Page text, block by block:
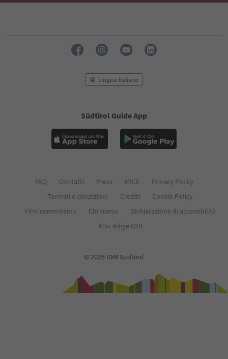
Lingua: Italiano
Südtirol Guide App
FAQ Contatti Press MICE
Privacy Policy
Termini e condizioni
Crediti
Cookie Policy
Film commission
Chi siamo
Dichiarazione di accessibilità
Alto Adige B2B
© 2026 IDM Südtirol